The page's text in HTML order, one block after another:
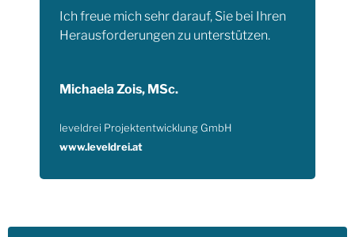
Ich freue mich sehr darauf, Sie bei Ihren
Herausforderungen zu unterstützen.
Michaela Zois, MSc.
leveldrei Projektentwicklung GmbH
www.leveldrei.at